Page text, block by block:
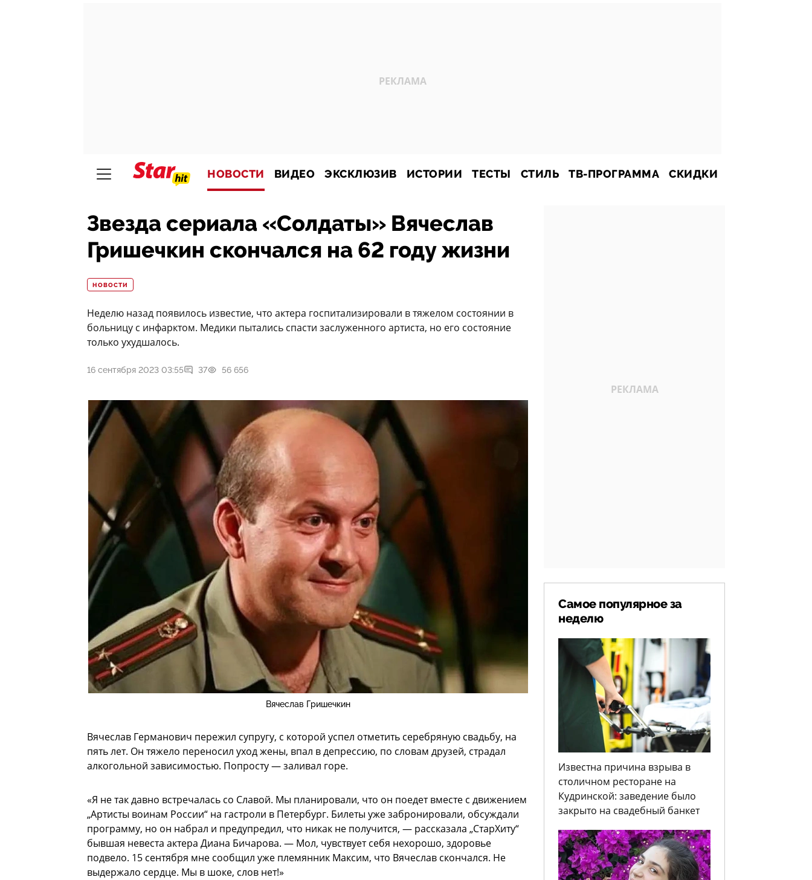
НОВОСТИ ВИДЕО ЭКСКЛЮЗИВ ИСТОРИИ ТЕСТЫ СТИЛЬ ТВ-ПРОГРАММА СКИДКИ
Звезда сериала «Солдаты» Вячеслав
Гришечкин скончался на 62 году жизни
НОВОСТИ
Неделю назад появилось известие, что актера госпитализировали в тяжелом состоянии в
больницу с инфарктом. Медики пытались спасти заслуженного артиста, но его состояние
только ухудшалось.
16 сентября 2023 03:55 37 56 656
Вячеслав Гришечкин
Вячеслав Германович пережил супругу, с которой успел отметить серебряную свадьбу, на
пять лет. Он тяжело переносил уход жены, впал в депрессию, по словам друзей, страдал
алкогольной зависимостью. Попросту — заливал горе.
«Я не так давно встречалась со Славой. Мы планировали, что он поедет вместе с движением
„Артисты воинам России“ на гастроли в Петербург. Билеты уже забронировали, обсуждали
программу, но он набрал и предупредил, что никак не получится, — рассказала „СтарХиту“
бывшая невеста актера Диана Бичарова. — Мол, чувствует себя нехорошо, здоровье
подвело. 15 сентября мне сообщил уже племянник Максим, что Вячеслав скончался. Не
выдержало сердце. Мы в шоке, слов нет!»
Самое популярное за
неделю
Известна причина взрыва в
столичном ресторане на
Кудринской: заведение было
закрыто на свадебный банкет